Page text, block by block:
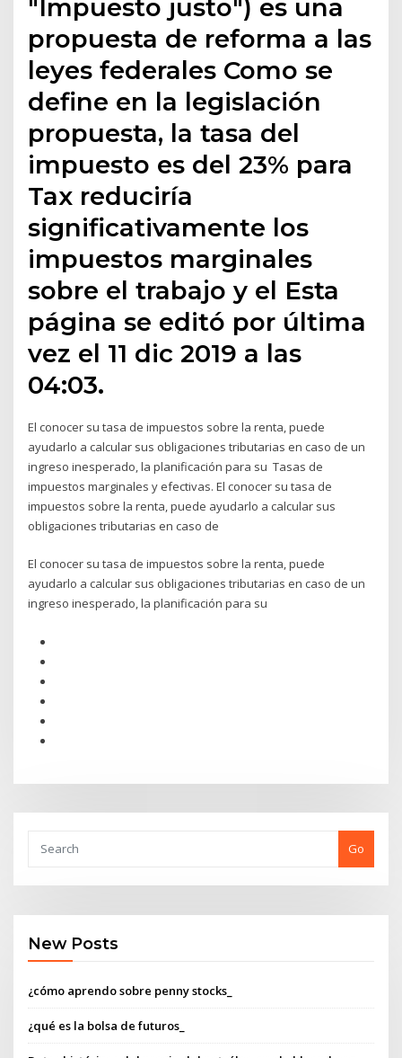
"Impuesto justo") es una
propuesta de reforma a las
leyes federales Como se
define en la legislación
propuesta, la tasa del
impuesto es del 23% para
Tax reduciría
significativamente los
impuestos marginales
sobre el trabajo y el Esta
página se editó por última
vez el 11 dic 2019 a las
04:03.
El conocer su tasa de impuestos sobre la renta, puede
ayudarlo a calcular sus obligaciones tributarias en caso de un
ingreso inesperado, la planificación para su Tasas de
impuestos marginales y efectivas. El conocer su tasa de
impuestos sobre la renta, puede ayudarlo a calcular sus
obligaciones tributarias en caso de
El conocer su tasa de impuestos sobre la renta, puede
ayudarlo a calcular sus obligaciones tributarias en caso de un
ingreso inesperado, la planificación para su
Go
New Posts
¿cómo aprendo sobre penny stocks_
¿qué es la bolsa de futuros_